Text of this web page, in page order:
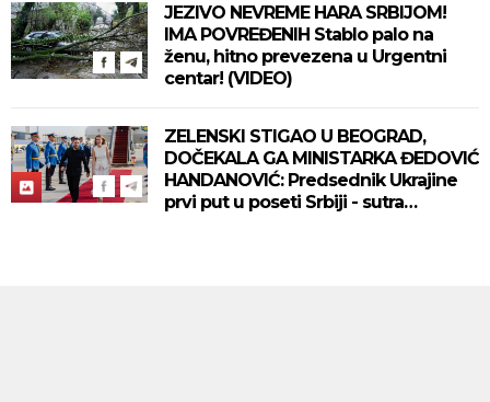
JEZIVO NEVREME HARA SRBIJOM!
IMA POVREĐENIH Stablo palo na
ženu, hitno prevezena u Urgentni
centar! (VIDEO)
ZELENSKI STIGAO U BEOGRAD,
DOČEKALA GA MINISTARKA ĐEDOVIĆ
HANDANOVIĆ: Predsednik Ukrajine
prvi put u poseti Srbiji - sutra